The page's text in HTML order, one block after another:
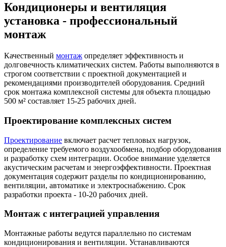
Кондиционеры и вентиляция
установка - профессиональный
монтаж
Качественный монтаж определяет эффективность и
долговечность климатических систем. Работы выполняются в
строгом соответствии с проектной документацией и
рекомендациями производителей оборудования. Средний
срок монтажа комплексной системы для объекта площадью
500 м² составляет 15-25 рабочих дней.
Проектирование комплексных систем
Проектирование включает расчет тепловых нагрузок,
определение требуемого воздухообмена, подбор оборудования
и разработку схем интеграции. Особое внимание уделяется
акустическим расчетам и энергоэффективности. Проектная
документация содержит разделы по кондиционированию,
вентиляции, автоматике и электроснабжению. Срок
разработки проекта - 10-20 рабочих дней.
Монтаж с интеграцией управления
Монтажные работы ведутся параллельно по системам
кондиционирования и вентиляции. Устанавливаются